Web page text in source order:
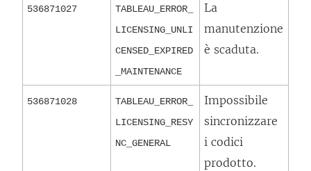
536871027
TABLEAU_ERROR_
LICENSING_UNLI
CENSED_EXPIRED
_MAINTENANCE
La
manutenzione
è scaduta.
536871028
TABLEAU_ERROR_
LICENSING_RESY
NC_GENERAL
Impossibile
sincronizzare
i codici
prodotto.